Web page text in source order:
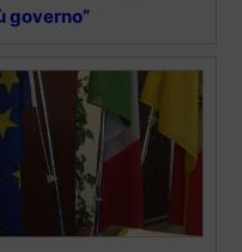
governo”